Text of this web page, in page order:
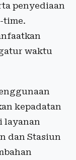
penyediaan
time.
waktu
kepadatan
layanan
dan Stasiun